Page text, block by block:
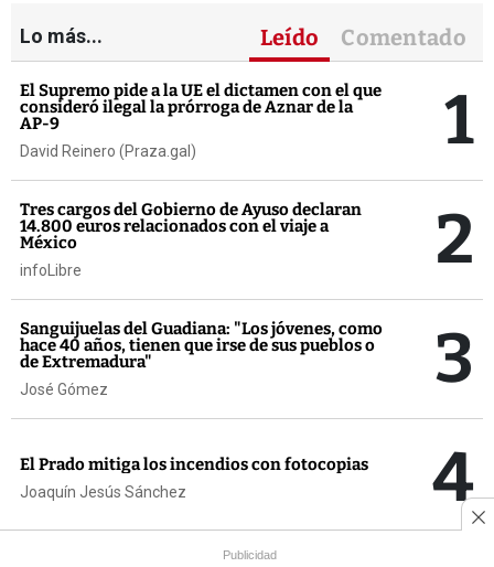
Lo más... Leído Comentado
El Supremo pide a la UE el dictamen con el que
consideró ilegal la prórroga de Aznar de la
AP-9
David Reinero (Praza.gal) 1
Tres cargos del Gobierno de Ayuso declaran
14.800 euros relacionados con el viaje a
México
infoLibre 2
Sanguijuelas del Guadiana: "Los jóvenes, como
hace 40 años, tienen que irse de sus pueblos o
de Extremadura"
José Gómez 3
El Prado mitiga los incendios con fotocopias
Joaquín Jesús Sánchez 4
Publicidad